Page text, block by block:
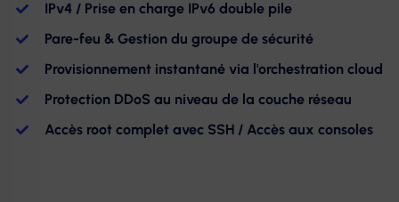
IPv4 / Prise en charge IPv6 double pile
Pare-feu & Gestion du groupe de sécurité
Provisionnement instantané via l'orchestration cloud
Protection DDoS au niveau de la couche réseau
Accès root complet avec SSH / Accès aux consoles